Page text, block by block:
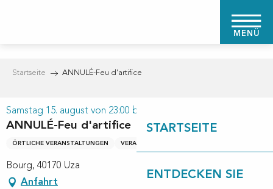
MENÜ
STARTSEITE
ENTDECKEN SIE
Startseite ANNULÉ-Feu d'artifice
Samstag 15. august von 23:00 bis zu 23:30
ANNULÉ-Feu d'artifice
ÖRTLICHE VERANSTALTUNGEN VERANSTALTUNG UND LOKALES FEST
Bourg, 40170 Uza
Anfahrt